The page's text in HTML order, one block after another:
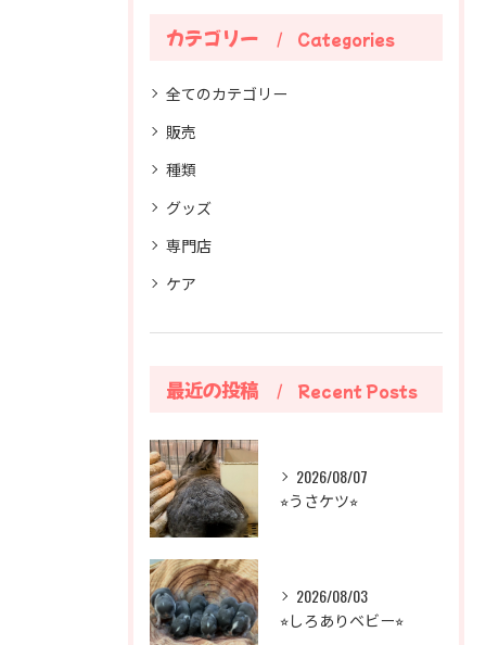
カテゴリー Categories
全てのカテゴリー
販売
種類
グッズ
専門店
ケア
最近の投稿 Recent Posts
2026/08/07
⭐︎うさケツ⭐︎
2026/08/03
⭐︎しろありベビー⭐︎